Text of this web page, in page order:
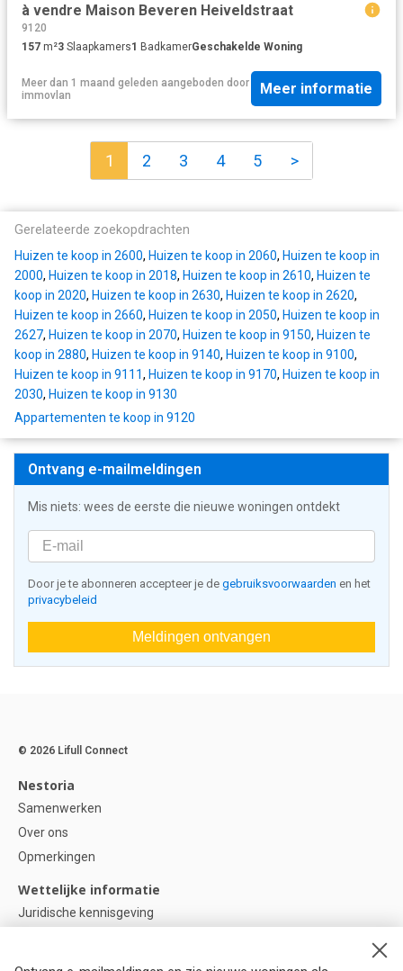
à vendre Maison Beveren Heiveldstraat
9120
157 m²3 Slaapkamers1 BadkamerGeschakelde Woning
Meer dan 1 maand geleden aangeboden door
immovlan
Meer informatie
1 2 3 4 5 >
Gerelateerde zoekopdrachten
Huizen te koop in 2600, Huizen te koop in 2060, Huizen te koop in
2000, Huizen te koop in 2018, Huizen te koop in 2610, Huizen te
koop in 2020, Huizen te koop in 2630, Huizen te koop in 2620,
Huizen te koop in 2660, Huizen te koop in 2050, Huizen te koop in
2627, Huizen te koop in 2070, Huizen te koop in 9150, Huizen te
koop in 2880, Huizen te koop in 9140, Huizen te koop in 9100,
Huizen te koop in 9111, Huizen te koop in 9170, Huizen te koop in
2030, Huizen te koop in 9130
Appartementen te koop in 9120
Ontvang e-mailmeldingen
Mis niets: wees de eerste die nieuwe woningen ontdekt
Door je te abonneren accepteer je de gebruiksvoorwaarden en het
privacybeleid
Meldingen ontvangen
© 2026 Lifull Connect
Nestoria
Samenwerken
Over ons
Opmerkingen
Wettelijke informatie
Juridische kennisgeving